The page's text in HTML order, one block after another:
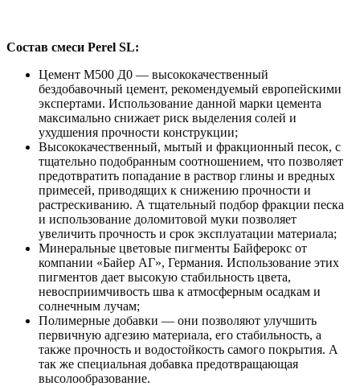
Состав смеси Perel SL:
Цемент М500 Д0 — высококачественный
бездобавочный цемент, рекомендуемый европейскими
экспертами. Использование данной марки цемента
максимально снижает риск выделения солей и
ухудшения прочности конструкции;
Высококачественный, мытый и фракционный песок, с
тщательно подобранным соотношением, что позволяет
предотвратить попадание в раствор глины и вредных
примесей, приводящих к снижению прочности и
растрескиванию. А тщательный подбор фракции песка
и использование доломитовой муки позволяет
увеличить прочность и срок эксплуатации материала;
Минеральные цветовые пигменты Байферокс от
компании «Байер АГ», Германия. Использование этих
пигментов дает высокую стабильность цвета,
невосприимчивость шва к атмосферным осадкам и
солнечным лучам;
Полимерные добавки — они позволяют улучшить
первичную адгезию материала, его стабильность, а
также прочность и водостойкость самого покрытия. А
так же специальная добавка предотвращающая
высолообразование.